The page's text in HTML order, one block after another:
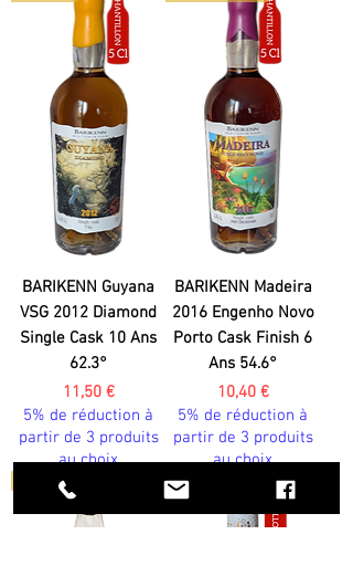
BARIKENN Guyana
VSG 2012 Diamond
Single Cask 10 Ans
62.3°
Prix
11,50 €
5% de réduction à
partir de 3 produits
au choix
BARIKENN Madeira
2016 Engenho Novo
Porto Cask Finish 6
Ans 54.6°
Prix
10,40 €
5% de réduction à
partir de 3 produits
au choix
Whisky Pérou